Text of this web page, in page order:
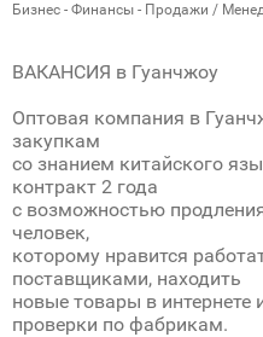
Бизнес - Финансы - Продажи /
ВАКАНСИЯ в Гуанчжоу
Оптовая компания в
закупкам
со знанием китайского
контракт 2 года
с возможностью
человек,
которому нравится
поставщиками, находить
новые товары в интернете
проверки по фабрикам.